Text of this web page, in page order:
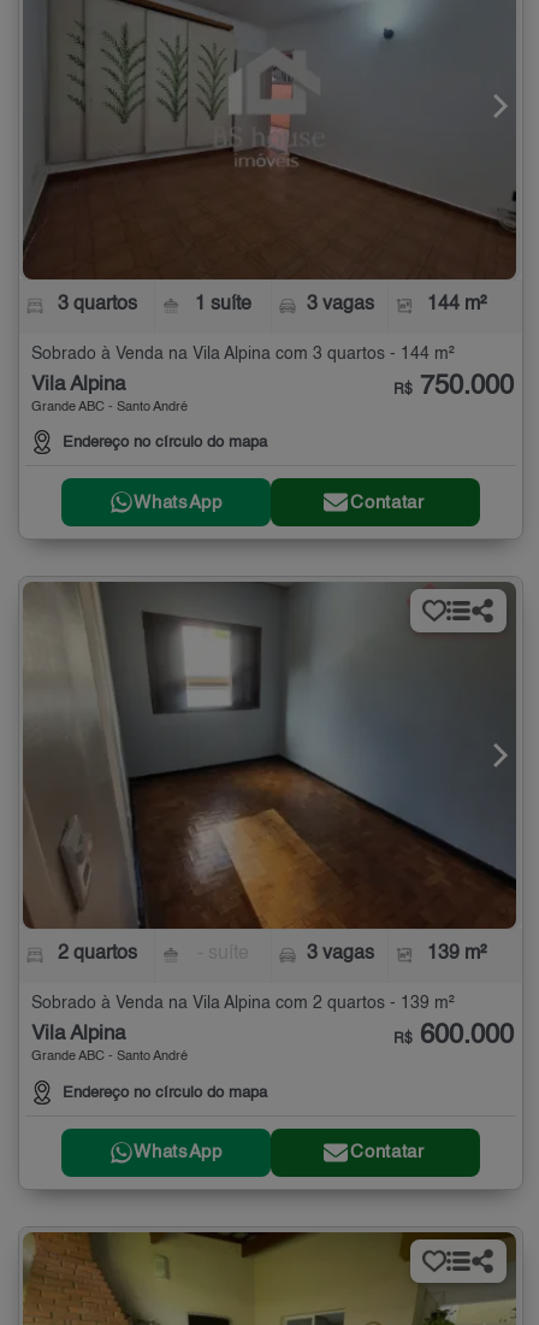
3 quartos 1 suíte 3 vagas 144 m²
Sobrado à Venda na Vila Alpina com 3 quartos - 144 m²
Vila Alpina
Grande ABC - Santo André
Endereço no círculo do mapa
R$ 750.000
WhatsApp Contatar
2 quartos 3 vagas 139 m²
Sobrado à Venda na Vila Alpina com 2 quartos - 139 m²
Vila Alpina
Grande ABC - Santo André
Endereço no círculo do mapa
R$ 600.000
WhatsApp Contatar